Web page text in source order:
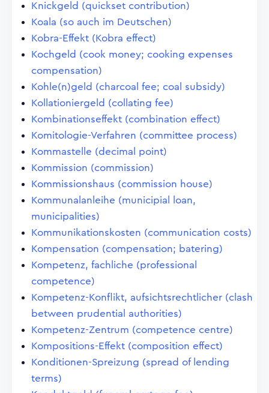
Knickgeld (quickset contribution)
Koala (so auch im Deutschen)
Kobra-Effekt (Kobra effect)
Kochgeld (cook money; cooking expenses
compensation)
Kohle(n)geld (charcoal fee; coal subsidy)
Kollationiergeld (collating fee)
Kombinationseffekt (combination effect)
Komitologie-Verfahren (committee process)
Kommastelle (decimal point)
Kommission (commission)
Kommissionshaus (commission house)
Kommunalanleihe (municipial loan,
municipalities)
Kommunikationskosten (communication costs)
Kompensation (compensation; batering)
Kompetenz, fachliche (professional
competence)
Kompetenz-Konflikt, aufsichtsrechtlicher (clash
between prudential authorities)
Kompetenz-Zentrum (competence centre)
Kompositions-Effekt (composition effect)
Konditionen-Spreizung (spread of lending
terms)